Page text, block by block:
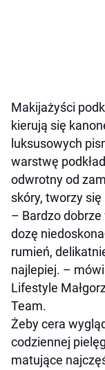
Makijażyści
kierują się
luksusowych
warstwę
odwrotny od
skóry, tworzy
– Bardzo
dozę
rumień,
najlepiej. –
Lifestyle
Team.
Żeby cera
codziennej
matujące